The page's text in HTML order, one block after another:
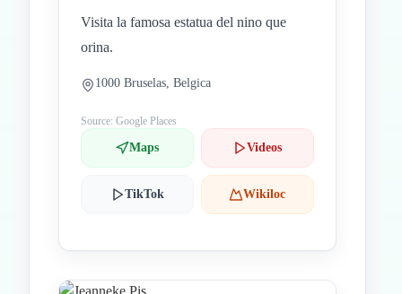
Visita la famosa estatua del nino que
orina.
1000 Bruselas, Belgica
Source: Google Places
Maps Videos
TikTok Wikiloc